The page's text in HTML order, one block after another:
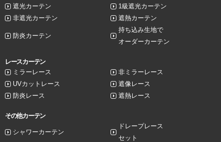
遮光カーテン
1級遮光カーテン
非遮光カーテン
遮熱カーテン
防炎カーテン
持ち込み生地で
オーダーカーテン
レースカーテン
ミラーレース
非ミラーレース
UVカットレース
遮像レース
防炎レース
遮熱レース
その他カーテン
シャワーカーテン
ドレープレース
セット